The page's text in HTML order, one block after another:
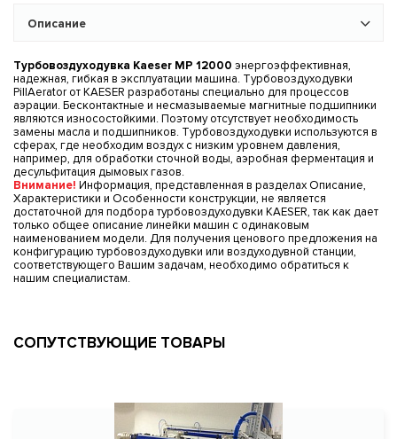
Описание
Турбовоздуходувка Kaeser MP 12000 энергоэффективная,
надежная, гибкая в эксплуатации машина. Турбовоздуходувки
PillAerator от KAESER разработаны специально для процессов
аэрации. Бесконтактные и несмазываемые магнитные подшипники
являются износостойкими. Поэтому отсутствует необходимость
замены масла и подшипников. Турбовоздуходувки используются в
сферах, где необходим воздух с низким уровнем давления,
например, для обработки сточной воды, аэробная ферментация и
десульфитация дымовых газов.
Внимание! Информация, представленная в разделах Описание,
Характеристики и Особенности конструкции, не является
достаточной для подбора турбовоздуходувки KAESER, так как дает
только общее описание линейки машин с одинаковым
наименованием модели. Для получения ценового предложения на
конфигурацию турбовоздуходувки или воздуходувной станции,
соответствующего Вашим задачам, необходимо обратиться к
нашим специалистам.
СОПУТСТВУЮЩИЕ ТОВАРЫ